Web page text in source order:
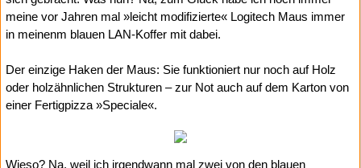
meine vor Jahren mal »leicht modifizierte« Logitech Maus immer
in meinenm blauen LAN-Koffer mit dabei.
Der einzige Haken der Maus: Sie funktioniert nur noch auf Holz
oder holzähnlichen Strukturen – zur Not auch auf dem Karton von
einer Fertigpizza »Speciale«.
Wieso? Na, weil ich irgendwann mal zwei von den blauen